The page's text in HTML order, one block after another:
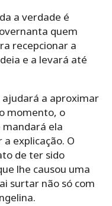
a verdade é
quem
recepcionar a
e a levará até
ajudará a aproximar
momento, o
ela
explicação. O
de ter sido
lhe causou uma
surtar não só com